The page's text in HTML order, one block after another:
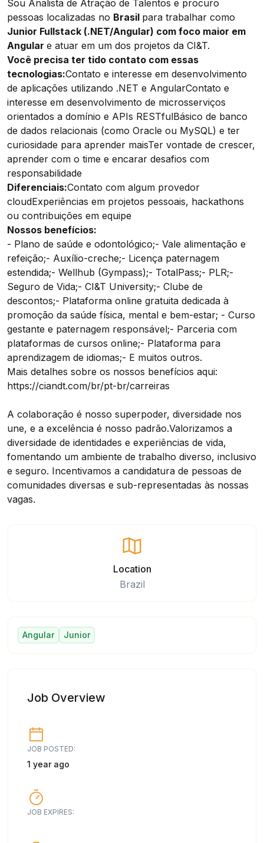
Sou Analista de Atração de Talentos e procuro
pessoas localizadas no Brasil para trabalhar como
Junior Fullstack (.NET/Angular) com foco maior em
Angular e atuar em um dos projetos da CI&T.
Você precisa ter tido contato com essas
tecnologias:Contato e interesse em desenvolvimento
de aplicações utilizando .NET e AngularContato e
interesse em desenvolvimento de microsserviços
orientados a domínio e APIs RESTfulBásico de banco
de dados relacionais (como Oracle ou MySQL) e ter
curiosidade para aprender maisTer vontade de crescer,
aprender com o time e encarar desafios com
responsabilidade
Diferenciais:Contato com algum provedor
cloudExperiências em projetos pessoais, hackathons
ou contribuições em equipe
Nossos benefícios:
- Plano de saúde e odontológico;- Vale alimentação e
refeição;- Auxílio-creche;- Licença paternagem
estendida;- Wellhub (Gympass);- TotalPass;- PLR;-
Seguro de Vida;- CI&T University;- Clube de
descontos;- Plataforma online gratuita dedicada à
promoção da saúde física, mental e bem-estar; - Curso
gestante e paternagem responsável;- Parceria com
plataformas de cursos online;- Plataforma para
aprendizagem de idiomas;- E muitos outros.
Mais detalhes sobre os nossos benefícios aqui:
https://ciandt.com/br/pt-br/carreiras
A colaboração é nosso superpoder, diversidade nos
une, e a excelência é nosso padrão.Valorizamos a
diversidade de identidades e experiências de vida,
fomentando um ambiente de trabalho diverso, inclusivo
e seguro. Incentivamos a candidatura de pessoas de
comunidades diversas e sub-representadas às nossas
vagas.
Location
Brazil
Angular Junior
Job Overview
JOB POSTED:
1 year ago
JOB EXPIRES: